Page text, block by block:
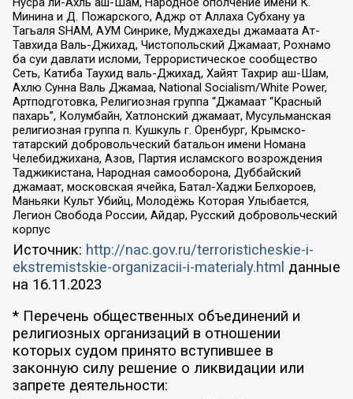
Минина и Д. Пожарского, Аджр от Аллаха Субхану уа
Тагьаля SHAM, АУМ Синрике, Муджахеды джамаата Ат-
Тавхида Валь-Джихад, Чистопольский Джамаат, Рохнамо
ба суи давлати исломи, Террористическое сообщество
Сеть, Катиба Таухид валь-Джихад, Хайят Тахрир аш-Шам,
Ахлю Сунна Валь Джамаа, National Socialism/White Power,
Артподготовка, Религиозная группа “Джамаат “Красный
пахарь”, Колумбайн, Хатлонский джамаат, Мусульманская
религиозная группа п. Кушкуль г. Оренбург, Крымско-
татарский добровольческий батальон имени Номана
Челебиджихана, Азов, Партия исламского возрождения
Таджикистана, Народная самооборона, Дуббайский
джамаат, московская ячейка, Батал-Хаджи Белхороев,
Маньяки Культ Убийц, Молодёжь Которая Улыбается,
Легион Свобода России, Айдар, Русский добровольческий
корпус
Источник: http://nac.gov.ru/terroristicheskie-i-
ekstremistskie-organizacii-i-materialy.html данные
на 16.11.2023
* Перечень общественных объединений и
религиозных организаций в отношении
которых судом принято вступившее в
законную силу решение о ликвидации или
запрете деятельности: